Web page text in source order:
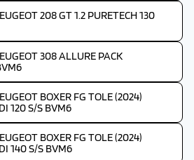
208 GT 1.2 PURETECH 130
308 ALLURE PACK
BOXER FG TOLE (2024)
120 S/S BVM6
BOXER FG TOLE (2024)
140 S/S BVM6